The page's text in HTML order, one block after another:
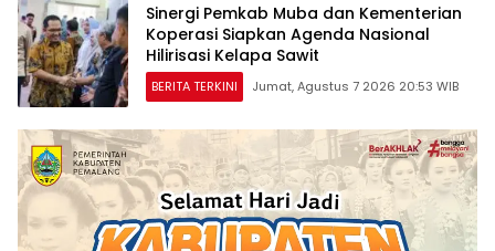
Sinergi Pemkab Muba dan Kementerian
Koperasi Siapkan Agenda Nasional
Hilirisasi Kelapa Sawit
BERITA TERKINI Jumat, Agustus 7 2026 20:53 WIB